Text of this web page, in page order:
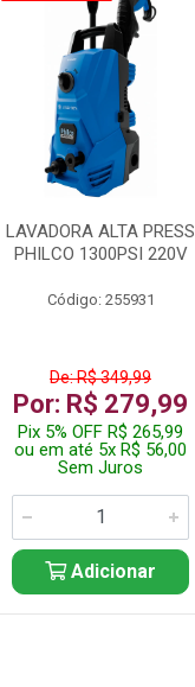
LAVADORA ALTA PRESS
PHILCO 1300PSI 220V
Código: 255931
De: R$ 349,99
Por: R$ 279,99
Pix 5% OFF R$ 265,99
ou em até 5x R$ 56,00
Sem Juros
Adicionar